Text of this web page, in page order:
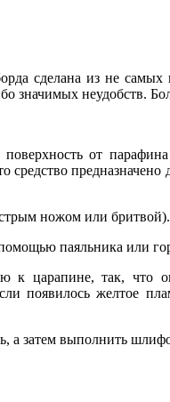
сделана из не
значимых неудобств.
от
ножом или бритвой).
паяльника или
царапине, так, что
появилось желтое
а затем выполнить